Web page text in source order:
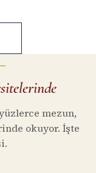
mezun,
okuyor. İşte